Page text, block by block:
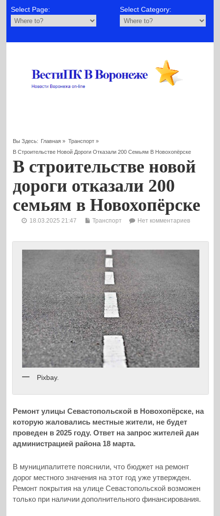
Select Page: Select Category:
Вы Здесь: Главная » Транспорт»
В Строительстве Новой Дороги Отказали 200 Семьям В Новохопёрске
В строительстве новой
дороги отказали 200
семьям в Новохопёрске
18.03.2025 21:47 Транспорт Нет комментариев
Pixbay.
Ремонт улицы Севастопольской в Новохопёрске, на
которую жаловались местные жители, не будет
проведен в 2025 году. Ответ на запрос жителей дан
администрацией района 18 марта.
В муниципалитете пояснили, что бюджет на ремонт
дорог местного значения на этот год уже утвержден.
Ремонт покрытия на улице Севастопольской возможен
только при наличии дополнительного финансирования.